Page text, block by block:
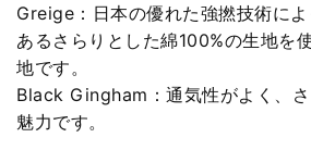
Greige：日本の優れた強撚技術に
あるさらりとした綿100%の生地を
地です。
Black Gingham：通気性がよく、
魅力です。